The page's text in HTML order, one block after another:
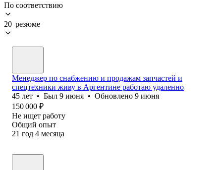
По соответствию
20 резюме
Менеджер по снабжению и продажам запчастей и
спецтехники живу в Аргентине работаю удаленно
45 лет • Был 9 июня • Обновлено 9 июня
150 000 ₽
Не ищет работу
Общий опыт
21 год 4 месяца